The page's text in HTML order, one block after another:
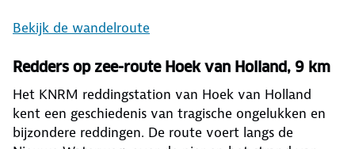
Bekijk de wandelroute
Redders op zee-route Hoek van Holland, 9 km
Het KNRM reddingstation van Hoek van Holland
kent een geschiedenis van tragische ongelukken en
bijzondere reddingen. De route voert langs de